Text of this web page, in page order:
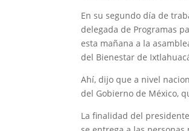
En su segundo día de
delegada de Programas
esta mañana a la
del Bienestar de
Ahí, dijo que a nivel
del Gobierno de México,
La finalidad del